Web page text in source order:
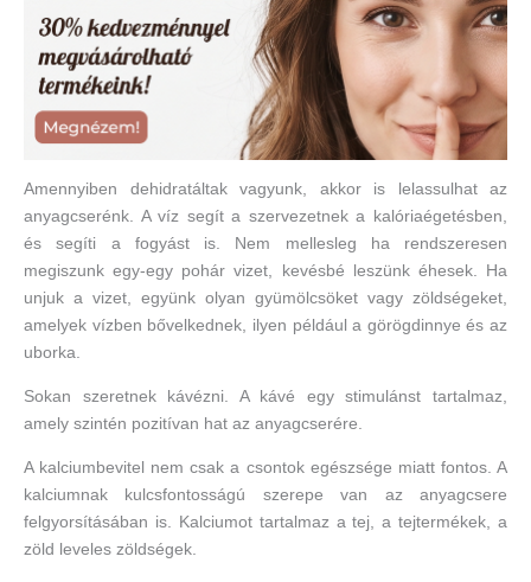
Amennyiben dehidratáltak vagyunk, akkor is lelassulhat az
anyagcserénk. A víz segít a szervezetnek a kalóriaégetésben,
és segíti a fogyást is. Nem mellesleg ha rendszeresen
megiszunk egy-egy pohár vizet, kevésbé leszünk éhesek. Ha
unjuk a vizet, együnk olyan gyümölcsöket vagy zöldségeket,
amelyek vízben bővelkednek, ilyen például a görögdinnye és az
uborka.
Sokan szeretnek kávézni. A kávé egy stimulánst tartalmaz,
amely szintén pozitívan hat az anyagcserére.
A kalciumbevitel nem csak a csontok egészsége miatt fontos. A
kalciumnak kulcsfontosságú szerepe van az anyagcsere
felgyorsításában is. Kalciumot tartalmaz a tej, a tejtermékek, a
zöld leveles zöldségek.